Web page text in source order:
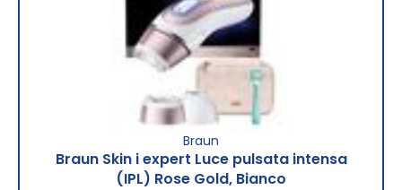
Braun
Braun Skin i expert Luce pulsata intensa
(IPL) Rose Gold, Bianco